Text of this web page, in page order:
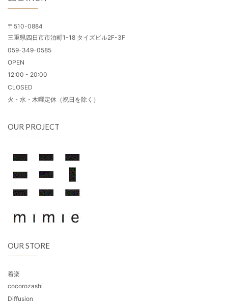
〒510-0884
三重県四日市市泊町1-18 タイズビル2F-3F
059-349-0585
OPEN
12:00 - 20:00
CLOSED
火・水・木曜定休（祝日を除く）
OUR PROJECT
OUR STORE
着楽
cocorozashi
Diffusion